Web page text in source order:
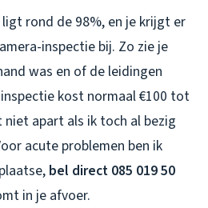
rond de 98%, en je krijgt er
inspectie bij. Zo zie je
was en of de leidingen
kost normaal €100 tot
niet apart als ik toch al bezig
acute problemen ben ik
bel direct 085 019 50
in je afvoer.